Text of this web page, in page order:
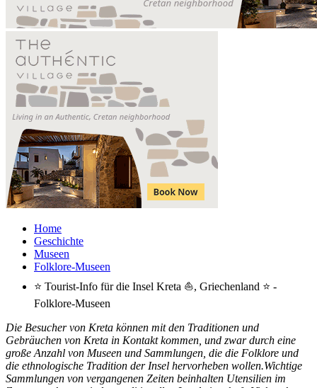
Home
Geschichte
Museen
Folklore-Museen
⭐ Tourist-Info für die Insel Kreta ⛵, Griechenland ⭐ -
Folklore-Museen
Die Besucher von Kreta können mit den Traditionen und
Gebräuchen von Kreta in Kontakt kommen, und zwar durch eine
große Anzahl von Museen und Sammlungen, die die Folklore und
die ethnologische Tradition der Insel hervorheben wollen.Wichtige
Sammlungen von vergangenen Zeiten beinhalten Utensilien im